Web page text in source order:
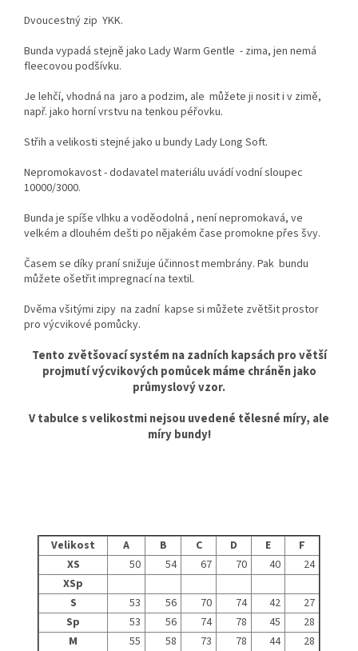
Dvoucestný zip YKK.
Bunda vypadá stejně jako Lady Warm Gentle - zima, jen nemá
fleecovou podšívku.
Je lehčí, vhodná na jaro a podzim, ale můžete ji nosit i v zimě,
např. jako horní vrstvu na tenkou péřovku.
Střih a velikosti stejné jako u bundy Lady Long Soft.
Nepromokavost - dodavatel materiálu uvádí vodní sloupec
10000/3000.
Bunda je spíše vlhku a voděodolná , není nepromokavá, ve
velkém a dlouhém dešti po nějakém čase promokne přes švy.
Časem se díky praní snižuje účinnost membrány. Pak bundu
můžete ošetřit impregnací na textil.
Dvěma všitými zipy na zadní kapse si můžete zvětšit prostor
pro výcvikové pomůcky.
Tento zvětšovací systém na zadních kapsách pro větší
projmutí výcvikových pomůcek máme chráněn jako
průmyslový vzor.
V tabulce s velikostmi nejsou uvedené tělesné míry, ale
míry bundy!
Velikost A B C D E
F
XS
50 54 67 70 40
24
XSp
S
53 56 70 74 42
27
Sp
53 56 74 78 45
28
M
55 58 73 78 44
28